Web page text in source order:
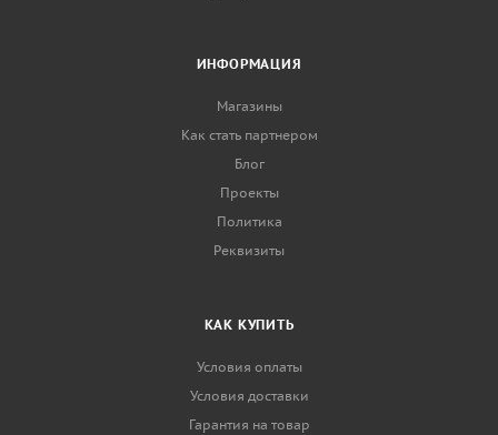
ИНФОРМАЦИЯ
Магазины
Как стать партнером
Блог
Проекты
Политика
Реквизиты
КАК КУПИТЬ
Условия оплаты
Условия доставки
Гарантия на товар